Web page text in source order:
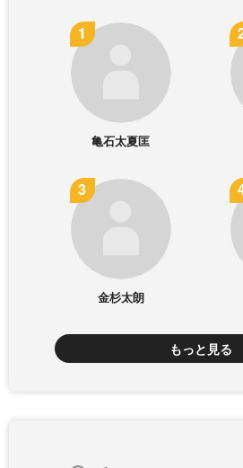
亀石太夏匡
金杉太朗
もっと見る